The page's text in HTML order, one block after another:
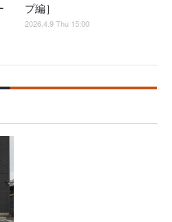
プ編］
2026.4.9 Thu 15:00